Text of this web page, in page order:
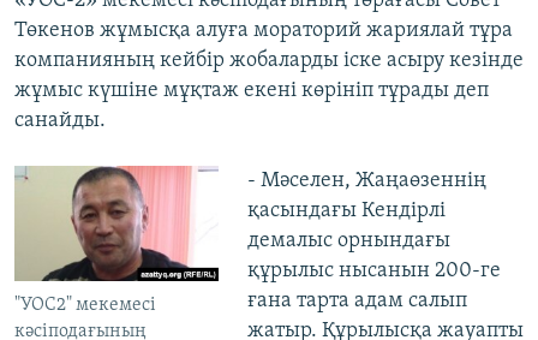
Төкенов жұмысқа алуға мораторий жариялай тұра
компанияның кейбір жобаларды іске асыру кезінде
жұмыс күшіне мұқтаж екені көрініп тұрады деп
санайды.
"УОС2" мекемесі
кәсіподағының
- Мәселен, Жаңаөзеннің
қасындағы Кендірлі
демалыс орнындағы
құрылыс нысанын 200-ге
ғана тарта адам салып
жатыр. Құрылысқа жауапты